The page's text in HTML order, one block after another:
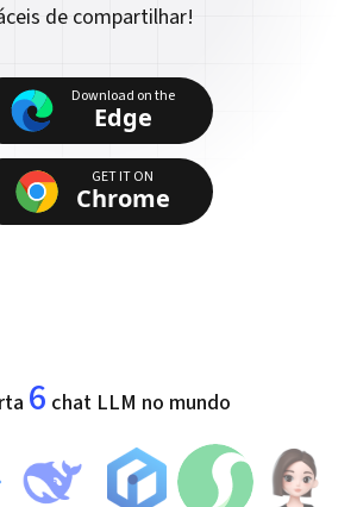
de compartilhar!
Download on the
Edge
GET IT ON
Chrome
6 chat LLM no mundo